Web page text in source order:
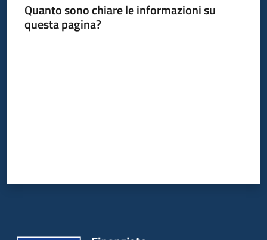
Quanto sono chiare le informazioni su
questa pagina?